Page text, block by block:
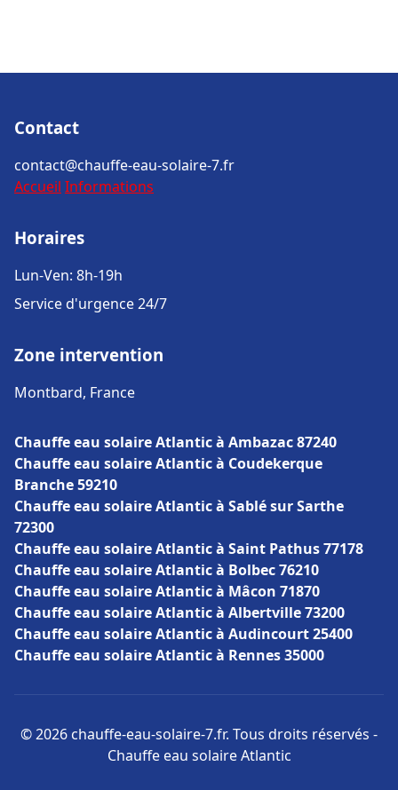
Contact
contact@chauffe-eau-solaire-7.fr
Accueil Informations
Horaires
Lun-Ven: 8h-19h
Service d'urgence 24/7
Zone intervention
Montbard, France
Chauffe eau solaire Atlantic à Ambazac 87240
Chauffe eau solaire Atlantic à Coudekerque
Branche 59210
Chauffe eau solaire Atlantic à Sablé sur Sarthe
72300
Chauffe eau solaire Atlantic à Saint Pathus 77178
Chauffe eau solaire Atlantic à Bolbec 76210
Chauffe eau solaire Atlantic à Mâcon 71870
Chauffe eau solaire Atlantic à Albertville 73200
Chauffe eau solaire Atlantic à Audincourt 25400
Chauffe eau solaire Atlantic à Rennes 35000
© 2026 chauffe-eau-solaire-7.fr. Tous droits réservés -
Chauffe eau solaire Atlantic